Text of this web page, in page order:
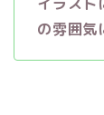
の雰囲気